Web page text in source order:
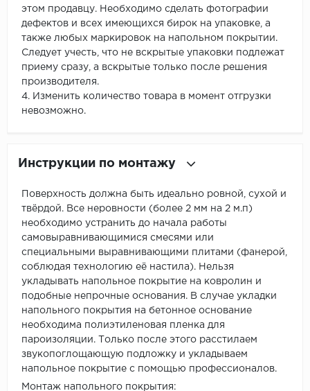
этом продавцу. Необходимо сделать фотографии
дефектов и всех имеющихся бирок на упаковке, а
также любых маркировок на напольном покрытии.
Следует учесть, что не вскрытые упаковки подлежат
приему сразу, а вскрытые только после решения
производителя.
4. Изменить количество товара в момент отгрузки
невозможно.
Инструкции по монтажу
Поверхность должна быть идеально ровной, сухой и
твёрдой. Все неровности (более 2 мм на 2 м.п)
необходимо устранить до начала работы
самовыравнивающимися смесями или
специальными выравнивающими плитами (фанерой,
соблюдая технологию её настила). Нельзя
укладывать напольное покрытие на ковролин и
подобные непрочные основания. В случае укладки
напольного покрытия на бетонное основание
необходима полиэтиленовая пленка для
пароизоляции. Только после этого расстилаем
звукопоглощающую подложку и укладываем
напольное покрытие с помощью профессионалов.
Монтаж напольного покрытия: